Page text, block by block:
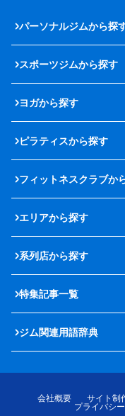
パーソナルジムから探
スポーツジムから探す
ヨガから探す
ピラティスから探す
フィットネスクラブか
エリアから探す
系列店から探す
特集記事一覧
ジム関連用語辞典
会社概要 サイト制
プライバシ